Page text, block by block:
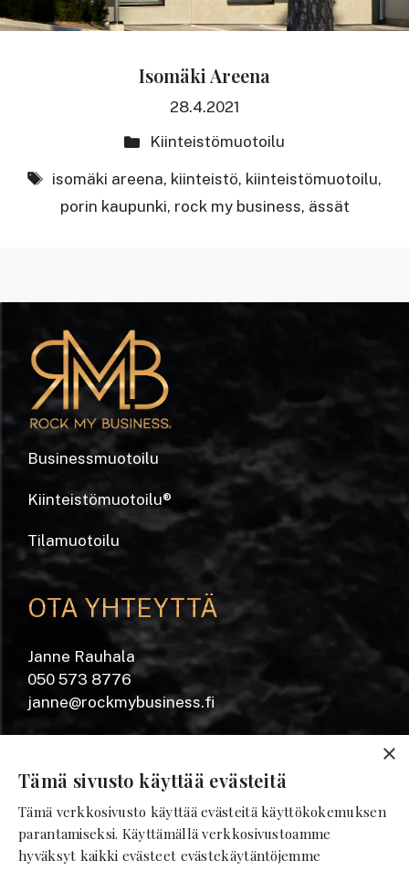
Isomäki Areena
28.4.2021
Kategoriat
Kiinteistömuotoilu
avainsanat
isomäki areena, kiinteistö, kiinteistömuotoilu,
porin kaupunki, rock my business, ässät
Businessmuotoilu
Kiinteistömuotoilu®
Tilamuotoilu
OTA YHTEYTTÄ
Janne Rauhala
050 573 8776
janne@rockmybusiness.fi
SEURAA MEITÄ
×
Tämä sivusto käyttää evästeitä
Tämä verkkosivusto käyttää evästeitä käyttökokemuksen
parantamiseksi. Käyttämällä verkkosivustoamme
hyväksyt kaikki evästeet evästekäytäntöjemme